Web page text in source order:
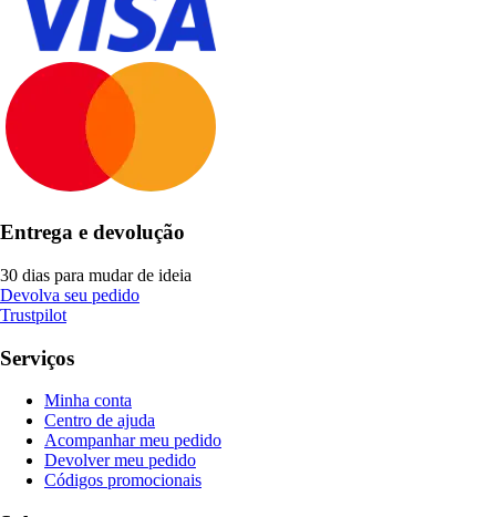
Entrega e devolução
30 dias para mudar de ideia
Devolva seu pedido
Trustpilot
Serviços
Minha conta
Centro de ajuda
Acompanhar meu pedido
Devolver meu pedido
Códigos promocionais